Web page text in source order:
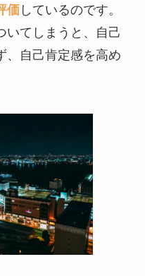
価しているのです。
いてしまうと、自己
、自己肯定感を高め